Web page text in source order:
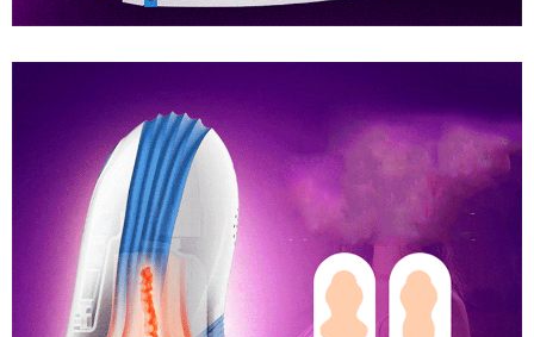
Cốc
Rung
Tự
Động
Co
Bóp
Cực
Phê